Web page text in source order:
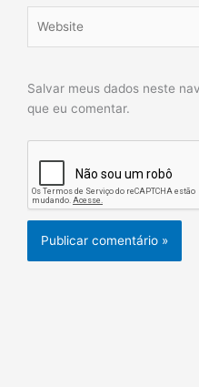
Salvar meus dados neste
que eu comentar.